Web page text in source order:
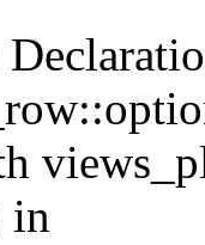
in